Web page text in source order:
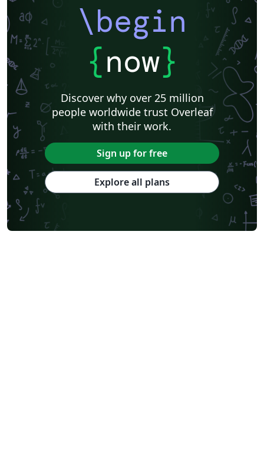
\begin
{now}
Discover why over 25 million
people worldwide trust Overleaf
with their work.
Sign up for free
Explore all plans